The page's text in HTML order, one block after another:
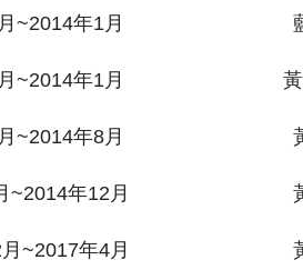
~2014年1月
~2014年1月
~2014年8月
~2014年12月
~2017年4月